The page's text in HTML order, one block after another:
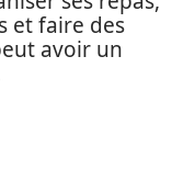
et faire des
avoir un